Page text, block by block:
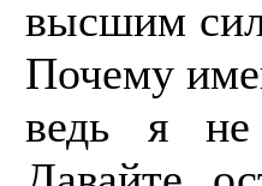
высшим
Почему
ведь я не